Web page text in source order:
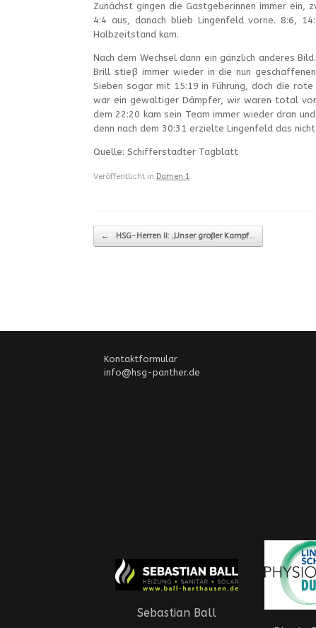
Zunächst gingen die Gastgeberinnen immer ein,
4:4 aus, danach blieb Lingenfeld vorne. 8:6,
Halbzeitstand kam.
Nach dem Wechsel dann ein gänzlich anderes
Brill stieß immer wieder in die nun
Sieben sogar mit 15:19 in Führung, doch die
war ein gewaltiger Dämpfer, wir waren total
dem 22:20 kam sein Team immer wieder dran
denn nach dem 30:31 erzielte Lingenfeld das
Quelle: Schifferstadter Tagblatt
Veröffentlicht in Damen 1.
Beitragsnavigation
← HSG-Herren II: „Unser großer Kampf…
Kontaktformular
info@hsg-panther.de
Sebastian Ball